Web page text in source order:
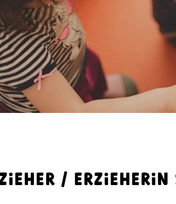
/ ERZIEHERIN